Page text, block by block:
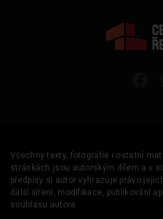
Všechny texty, fotografie i ostatní
stránkách jsou autorským dílem a v
předpisy si autor vyhrazuje právo
další šíření, modifikace, publikování
souhlasu autora.